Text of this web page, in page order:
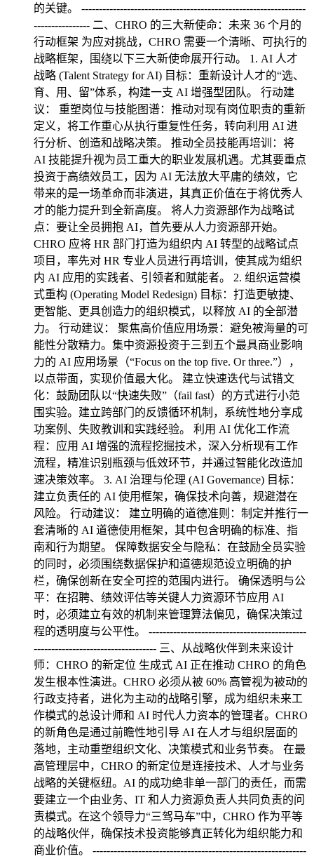
的关键。 ----------------------------------------------------------------
---------------- 二、CHRO 的三大新使命：未来 36 个月的
行动框架 为应对挑战，CHRO 需要一个清晰、可执行的
战略框架，围绕以下三大新使命展开行动。 1. AI 人才
战略 (Talent Strategy for AI) 目标：重新设计人才的“选、
育、用、留”体系，构建一支 AI 增强型团队。 行动建
议： 重塑岗位与技能图谱：推动对现有岗位职责的重新
定义，将工作重心从执行重复性任务，转向利用 AI 进
行分析、创造和战略决策。 推动全员技能再培训：将
AI 技能提升视为员工重大的职业发展机遇。尤其要重点
投资于高绩效员工，因为 AI 无法放大平庸的绩效，它
带来的是一场革命而非演进，其真正价值在于将优秀人
才的能力提升到全新高度。 将人力资源部作为战略试
点：要让全员拥抱 AI，首先要从人力资源部开始。
CHRO 应将 HR 部门打造为组织内 AI 转型的战略试点
项目，率先对 HR 专业人员进行再培训，使其成为组织
内 AI 应用的实践者、引领者和赋能者。 2. 组织运营模
式重构 (Operating Model Redesign) 目标：打造更敏捷、
更智能、更具创造力的组织模式，以释放 AI 的全部潜
力。 行动建议： 聚焦高价值应用场景：避免被海量的可
能性分散精力。集中资源投资于三到五个最具商业影响
力的 AI 应用场景（“Focus on the top five. Or three.”），
以点带面，实现价值最大化。 建立快速迭代与试错文
化：鼓励团队以“快速失败”（fail fast）的方式进行小范
围实验。建立跨部门的反馈循环机制，系统性地分享成
功案例、失败教训和实践经验。 利用 AI 优化工作流
程：应用 AI 增强的流程挖掘技术，深入分析现有工作
流程，精准识别瓶颈与低效环节，并通过智能化改造加
速决策效率。 3. AI 治理与伦理 (AI Governance) 目标：
建立负责任的 AI 使用框架，确保技术向善，规避潜在
风险。 行动建议： 建立明确的道德准则：制定并推行一
套清晰的 AI 道德使用框架，其中包含明确的标准、指
南和行为期望。 保障数据安全与隐私：在鼓励全员实验
的同时，必须围绕数据保护和道德规范设立明确的护
栏，确保创新在安全可控的范围内进行。 确保透明与公
平：在招聘、绩效评估等关键人力资源环节应用 AI
时，必须建立有效的机制来管理算法偏见，确保决策过
程的透明度与公平性。 ---------------------------------------------
----------------------------------- 三、从战略伙伴到未来设计
师：CHRO 的新定位 生成式 AI 正在推动 CHRO 的角色
发生根本性演进。CHRO 必须从被 60% 高管视为被动的
行政支持者，进化为主动的战略引擎，成为组织未来工
作模式的总设计师和 AI 时代人力资本的管理者。CHRO
的新角色是通过前瞻性地引导 AI 在人才与组织层面的
落地，主动重塑组织文化、决策模式和业务节奏。 在最
高管理层中，CHRO 的新定位是连接技术、人才与业务
战略的关键枢纽。AI 的成功绝非单一部门的责任，而需
要建立一个由业务、IT 和人力资源负责人共同负责的问
责模式。在这个领导力“三驾马车”中，CHRO 作为平等
的战略伙伴，确保技术投资能够真正转化为组织能力和
商业价值。 -------------------------------------------------------------